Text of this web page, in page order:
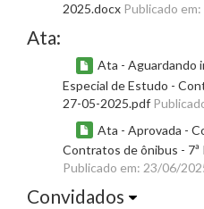
2025.docx Publicado
Ata:
Ata - Aguardando
Especial de Estudo -
27-05-2025.pdf
Ata - Aprovada -
Contratos de ônibus -
Publicado em: 23/06/
Convidados